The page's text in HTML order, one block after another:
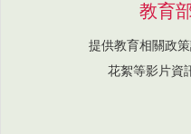
教育
提供教育相關政
花絮等影片資